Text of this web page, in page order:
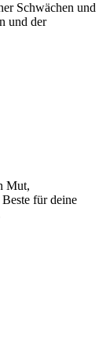
Schwächen und
und der
Mut,
für deine